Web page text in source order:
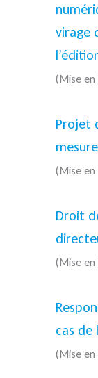
virage
(Mise en
Projet
(Mise en
Droit
(Mise en
cas de
(Mise en